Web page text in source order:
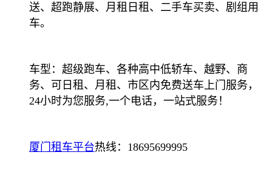
送、超跑静展、月租日租、二手车买卖、剧组用
车。
车型：超级跑车、各种高中低轿车、越野、商
务、可日租、月租、市区内免费送车上门服务，
24小时为您服务,一个电话，一站式服务！
厦门租车平台热线：18695699995